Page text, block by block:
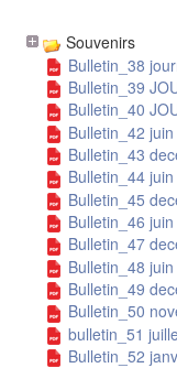
Souvenirs
Bulletin_38
Bulletin_39
Bulletin_40
Bulletin_42
Bulletin_43
Bulletin_44
Bulletin_45
Bulletin_46
Bulletin_47
Bulletin_48
Bulletin_49
Bulletin_50
bulletin_51
Bulletin_52